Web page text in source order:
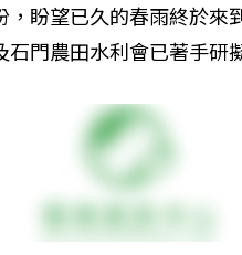
盼望已久的春雨終於來
門農田水利會已著手研